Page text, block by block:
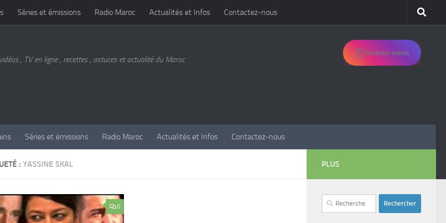
Séries et émissions Radio Maroc Actualités et Infos Contactez-nous
, TV en ligne , recettes , astuces et actualité du Maroc
Suivez-nous
Séries et émissions Radio Maroc Actualités et Infos Contactez-nous
: YASSINE SKAL
0
PLUS
Rechercher :